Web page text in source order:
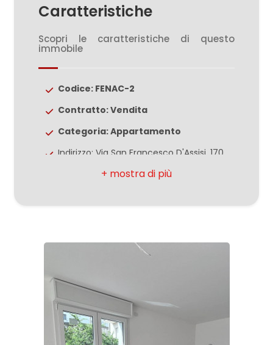
Caratteristiche
Scopri le caratteristiche di questo
immobile
Codice: FENAC-2
Contratto: Vendita
Categoria: Appartamento
Indirizzo: Via San Francesco D'Assisi, 170
Comune: Porto Sant'Elpidio
Locali: 3
Stato conservazione: Ristrutturato
Numero posti auto scoperti: 1
Altre
opzioni
multiscelta
Posto auto/Box
Balcone/Terrazzo
Nuova costruzione